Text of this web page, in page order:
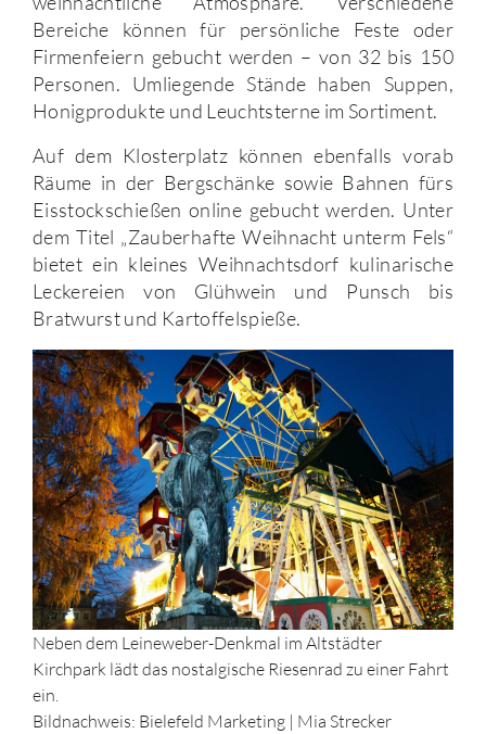
Bereiche können für persönliche Feste oder
Firmenfeiern gebucht werden – von 32 bis 150
Personen. Umliegende Stände haben Suppen,
Honigprodukte und Leuchtsterne im Sortiment.
Auf dem Klosterplatz können ebenfalls vorab
Räume in der Bergschänke sowie Bahnen fürs
Eisstockschießen online gebucht werden. Unter
dem Titel „Zauberhafte Weihnacht unterm Fels“
bietet ein kleines Weihnachtsdorf kulinarische
Leckereien von Glühwein und Punsch bis
Bratwurst und Kartoffelspieße.
Neben dem Leineweber-Denkmal im Altstädter
Kirchpark lädt das nostalgische Riesenrad zu einer Fahrt
ein.
Bildnachweis: Bielefeld Marketing | Mia Strecker